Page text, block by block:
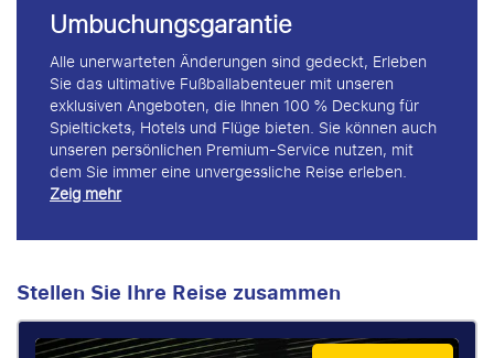
Umbuchungsgarantie
Alle unerwarteten Änderungen sind gedeckt, Erleben
Sie das ultimative Fußballabenteuer mit unseren
exklusiven Angeboten, die Ihnen 100 % Deckung für
Spieltickets, Hotels und Flüge bieten. Sie können auch
unseren persönlichen Premium-Service nutzen, mit
dem Sie immer eine unvergessliche Reise erleben.
Zeig mehr
Stellen Sie Ihre Reise zusammen